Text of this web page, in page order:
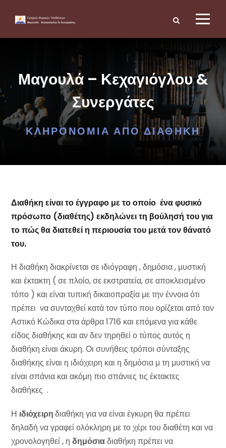
Μαγουλά – Κεχαγιόγλου &
Συνεργάτες
ΚΛΗΡΟΝΟΜΙΆ ΑΠΌ ΔΙΑΘΉΚΗ
Διαθήκη είναι το έγγραφο με το οποίο ένα φυσικό
πρόσωπο (διαθέτης) εκδηλώνει τη βούλησή του για
το πώς θα διατεθεί η περιουσία του μετά τον θάνατό
του.
Η διαθήκη διακρίνεται σε ιδιόγραφη , δημόσια , μυστική
και έκτακτη ( σε πλοίο, σε εκστρατεία, σε αποκλεισμένο
τόπο ) και είναι τυπική δικαιοπραξία με την έννοια ότι
πρέπει να συνταχθεί κατά τον τύπο που ορίζεται από τον
Αστικό Κώδικα στα άρθρα 1716 και επόμενα για κάθε
είδος διαθήκης και αν δεν τηρηθεί ο τύπος αυτός η
διαθήκη είναι άκυρη. Οι συνήθεις τρόποι σύνταξης
διαθήκης είναι η ιδιόχειρη και η δημόσια μ τη μυστική να
είναι σπάνια και ακόμη πιο σπάνιες τις έκτακτες
διαθήκες .
Η ιδιόχειρηδιαθήκη για να είναι έγκυρη θα πρέπει
δηλαδή να γραφεί ολόκληρη με το χέρι του διαθέτη και να
χρονολογηθεί , η δημόσιαδιαθήκη πρέπει να